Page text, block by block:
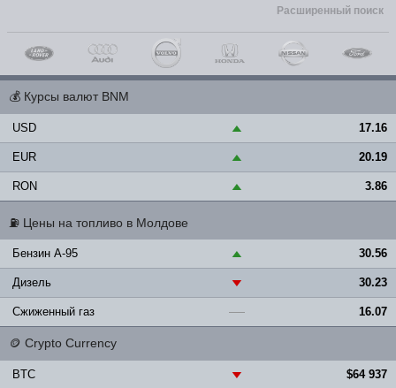
Расширенный поиск
💰 Курсы валют BNM
USD ▲ 17.16
EUR ▲ 20.19
RON ▲ 3.86
⛽ Цены на топливо в Молдове
Бензин A-95 ▲ 30.56
Дизель ▼ 30.23
Сжиженный газ — 16.07
🪙 Crypto Currency
BTC ▼ $64 937